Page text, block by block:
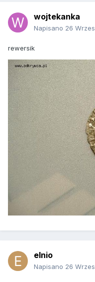
wojtekanka
Napisano 26
rewersik
elnio
Napisano 26